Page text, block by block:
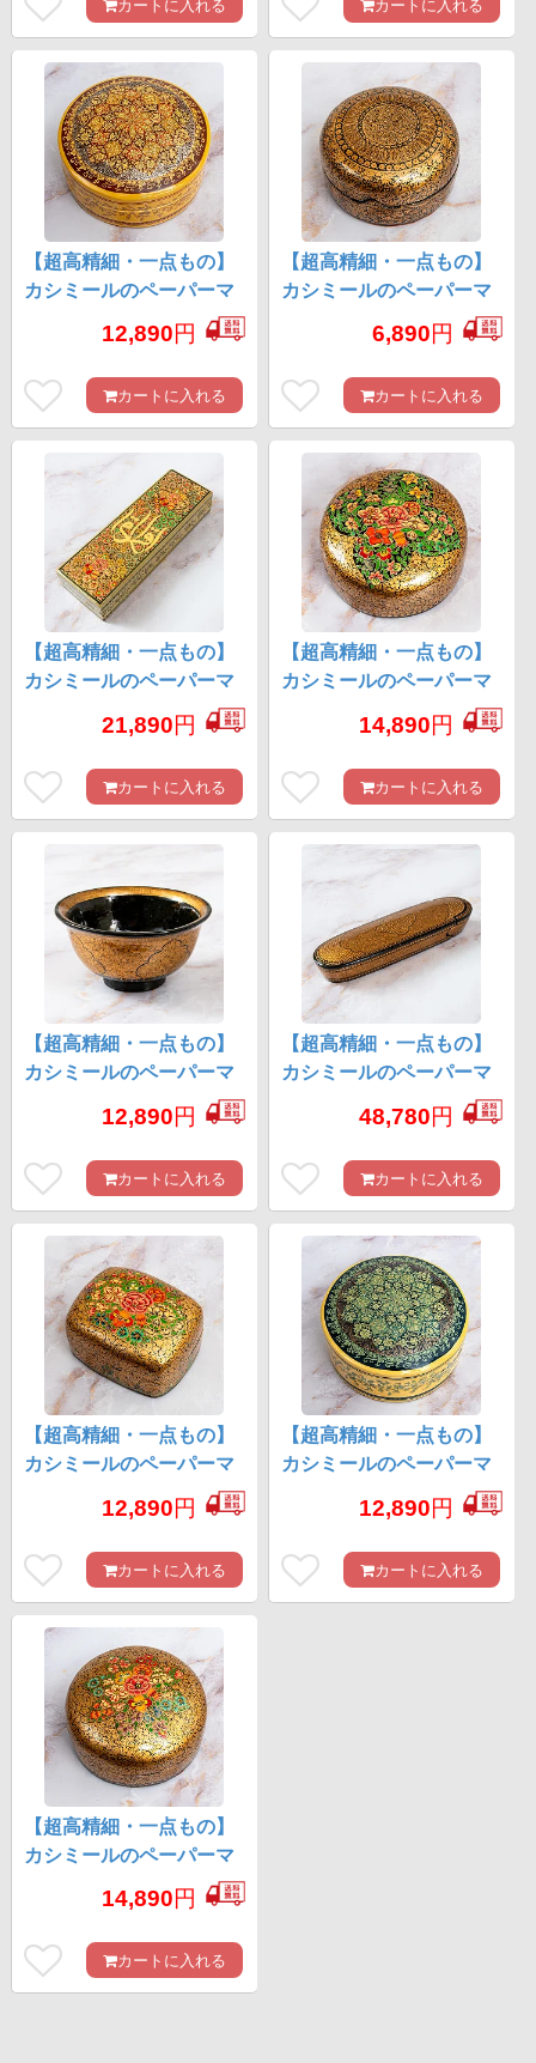
カートに入れる カートに入れる
【超高精細・一点もの】
カシミールのペーパーマ
ッシュ 無窮唐草 円形小物
入れ 約1cm x 約11cm
12,890円
カートに入れる
【超高精細・一点もの】
カシミールのペーパーマ
ッシュ 円形小物入れ 約
11cm x 約10.5cm
6,890円
カートに入れる
【超高精細・一点もの】
カシミールのペーパーマ
ッシュ 百花繚乱ペンケー
ス・小物入れ 約22.5cm x
約7.5cm
21,890円
カートに入れる
【超高精細・一点もの】
カシミールのペーパーマ
ッシュ 黒金地に百華 円形
小物入れ 約10.5cm x 約
10.5cm
14,890円
カートに入れる
【超高精細・一点もの】
カシミールのペーパーマ
ッシュ 黒地に黄金の樹 椀
型小物入れ 約11.5cm x 約
11.5cm
12,890円
カートに入れる
【超高精細・一点もの】
カシミールのペーパーマ
ッシュ 黒地に金 ペンケー
ス・小物入れ 約22cm x 約
6cm
48,780円
カートに入れる
【超高精細・一点もの】
カシミールのペーパーマ
ッシュ 百花繚乱 長方形小
物入れ 約9cm x 約7.5cm
12,890円
カートに入れる
【超高精細・一点もの】
カシミールのペーパーマ
ッシュ 無窮唐草 円形小物
入れ 約11cm x 約11cm
12,890円
カートに入れる
【超高精細・一点もの】
カシミールのペーパーマ
ッシュ 金色百花繚乱 円形
小物入れ 約11cm x 約
11cm
14,890円
カートに入れる